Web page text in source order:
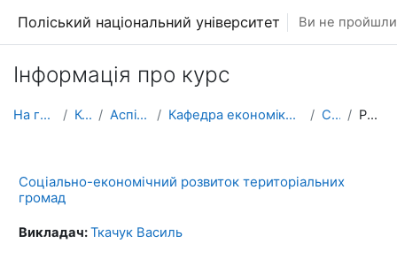
Поліський національний університет Ви не пройшли
Інформація про курс
На головну Курси Аспірантура Кафедра економіки і підприємництва СЕРТГ Резюме
Соціально-економічний розвиток територіальних
громад
Викладач:Ткачук Василь